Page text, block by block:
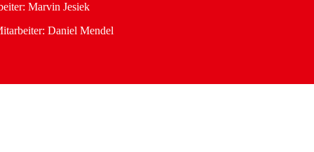
Marvin Jesiek
Daniel Mendel